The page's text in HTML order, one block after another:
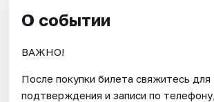
О событии
ВАЖНО!
После покупки билета свяжитесь для
подтверждения и записи по